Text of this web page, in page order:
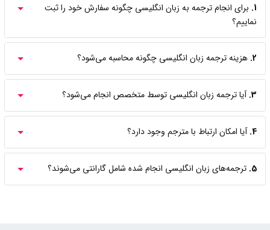
1. برای انجام ترجمه به زبان انگلیسی چگونه سفارش خود را ثبت
نماییم؟
2. هزینه ترجمه زبان انگلیسی چگونه محاسبه می‌شود؟
3. آیا ترجمه زبان انگلیسی توسط متخصص انجام می‌شود؟
4. آیا امکان ارتباط با مترجم وجود دارد؟
5. ترجمه‌های زبان انگلیسی انجام شده شامل گارانتی می‌شوند؟